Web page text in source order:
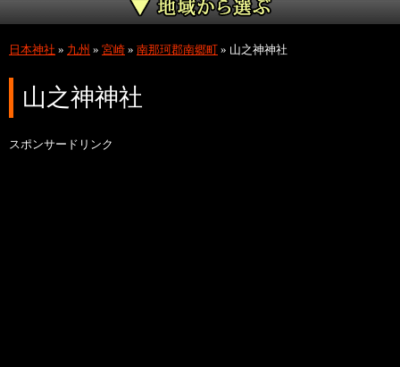
日本神社 » 九州 » 宮崎 » 南那珂郡南郷町 » 山之神神社
山之神神社
スポンサードリンク